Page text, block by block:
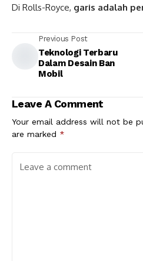
Di Rolls-Royce, garis adalah
Previous Post
Teknologi Terbaru
Dalam Desain Ban
Mobil
Leave A Comment
Your email address will not be
are marked *